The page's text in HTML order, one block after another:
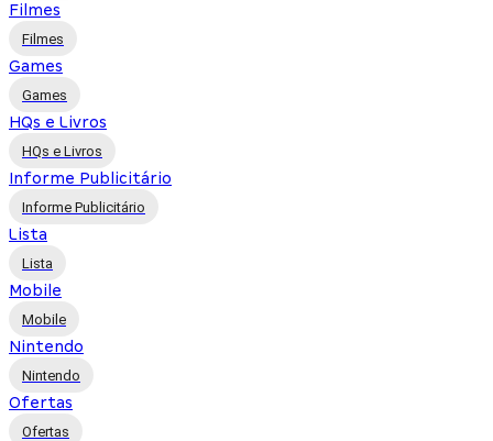
Filmes
Filmes
Games
Games
HQs e Livros
HQs e Livros
Informe Publicitário
Informe Publicitário
Lista
Lista
Mobile
Mobile
Nintendo
Nintendo
Ofertas
Ofertas